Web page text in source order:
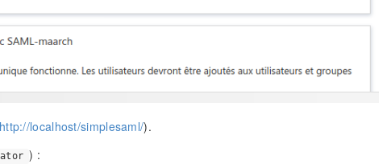
http://localhost/simplesaml/).
) :